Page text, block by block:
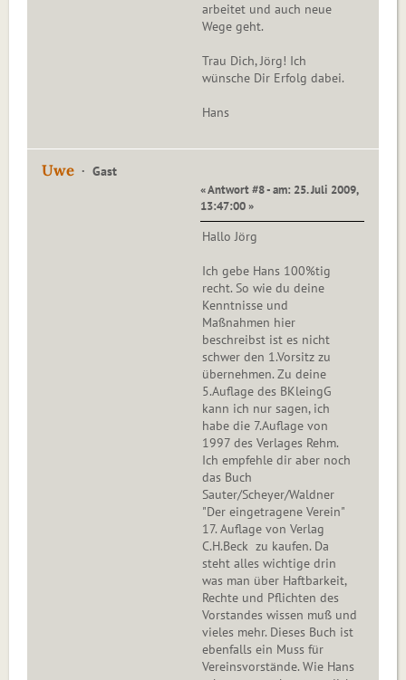
arbeitet und auch neue
Wege geht.
Trau Dich, Jörg! Ich
wünsche Dir Erfolg dabei.
Hans
Uwe Gast
« Antwort #8 - am: 25. Juli 2009,
13:47:00 »
Hallo Jörg
Ich gebe Hans 100%tig
recht. So wie du deine
Kenntnisse und
Maßnahmen hier
beschreibst ist es nicht
schwer den 1.Vorsitz zu
übernehmen. Zu deine
5.Auflage des BKleingG
kann ich nur sagen, ich
habe die 7.Auflage von
1997 des Verlages Rehm.
Ich empfehle dir aber noch
das Buch
Sauter/Scheyer/Waldner
"Der eingetragene Verein"
17. Auflage von Verlag
C.H.Beck zu kaufen. Da
steht alles wichtige drin
was man über Haftbarkeit,
Rechte und Pflichten des
Vorstandes wissen muß und
vieles mehr. Dieses Buch ist
ebenfalls ein Muss für
Vereinsvorstände. Wie Hans